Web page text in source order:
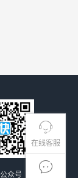
在线客服
众号